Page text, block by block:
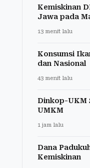
Kemiskinan
Jawa pada
13 menit lalu
Konsumsi
dan Nasional
43 menit lalu
Dinkop-UKM
UMKM
1 jam lalu
Dana
Kemiskinan